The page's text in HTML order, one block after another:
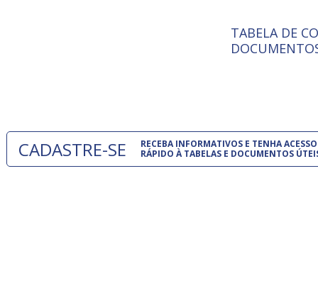
ISO 9001:
A
TABELA DE
CADASTRE-SE
RECEBA INFORMATIVOS E TENHA ACESSO
RÁPIDO À TABELAS E DOCUMENTOS